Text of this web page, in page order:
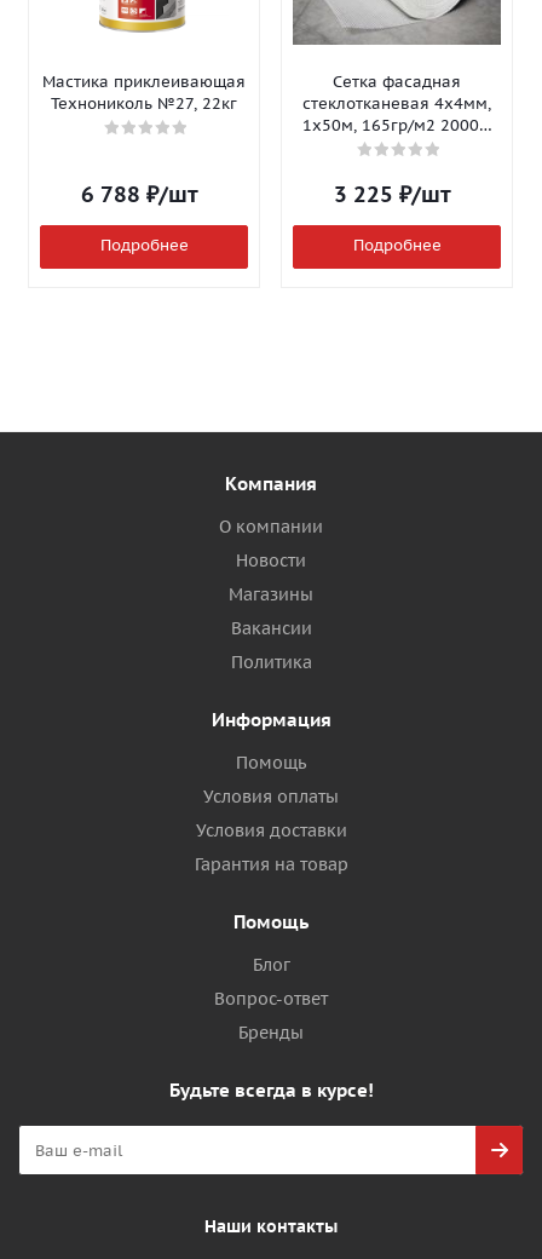
Мастика приклеивающая
Технониколь №27, 22кг
6 788 ₽/шт
Подробнее
Сетка фасадная
стеклотканевая 4х4мм,
1х50м, 165гр/м2 2000Н
Isomax-165
3 225 ₽/шт
Подробнее
Компания
О компании
Новости
Магазины
Вакансии
Политика
Информация
Помощь
Условия оплаты
Условия доставки
Гарантия на товар
Помощь
Блог
Вопрос-ответ
Бренды
Будьте всегда в курсе!
Наши контакты